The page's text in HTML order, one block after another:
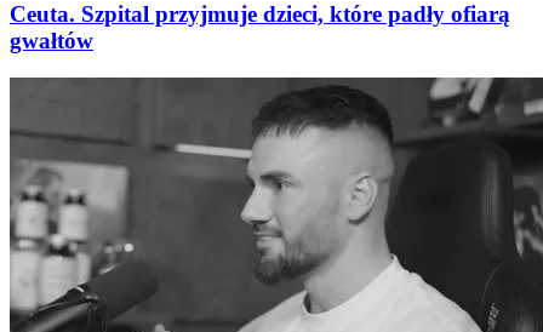
Ceuta. Szpital przyjmuje dzieci, które padły ofiarą
gwałtów